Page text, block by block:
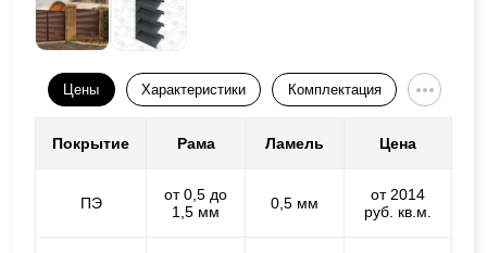
Цены Характеристики Комплектация
Покрытие Рама Ламель Цена
ПЭ
от 0,5 до
1,5 мм
0,5 мм
от 2014
руб. кв.м.